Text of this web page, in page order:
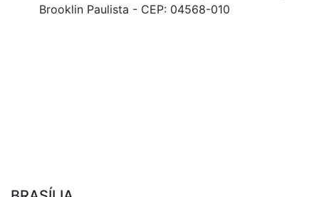
Brooklin Paulista - CEP: 04568-010